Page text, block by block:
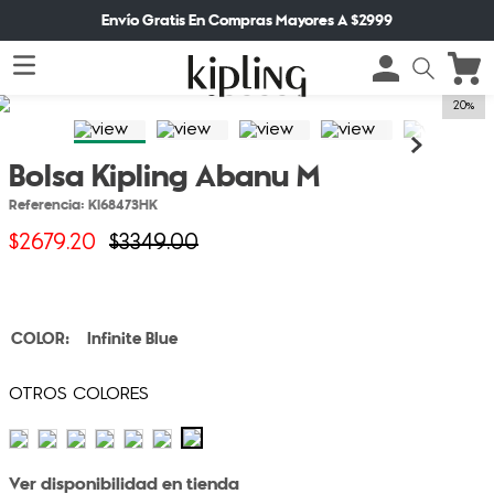
Envío Gratis En Compras Mayores A $2999
20%
Bolsa Kipling Abanu M
Referencia: KI68473HK
$2679.20 $3349.00
Infinite Blue
Ver disponibilidad en tienda